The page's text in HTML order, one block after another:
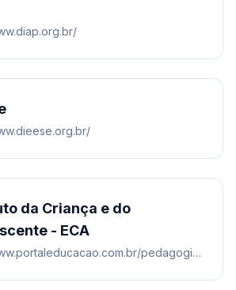
da Criança e do
- ECA
http://www.portaleducacao.com.br/pedagogia/artigos/766/estatuto-da-crianca-e-do-adolescente-eca